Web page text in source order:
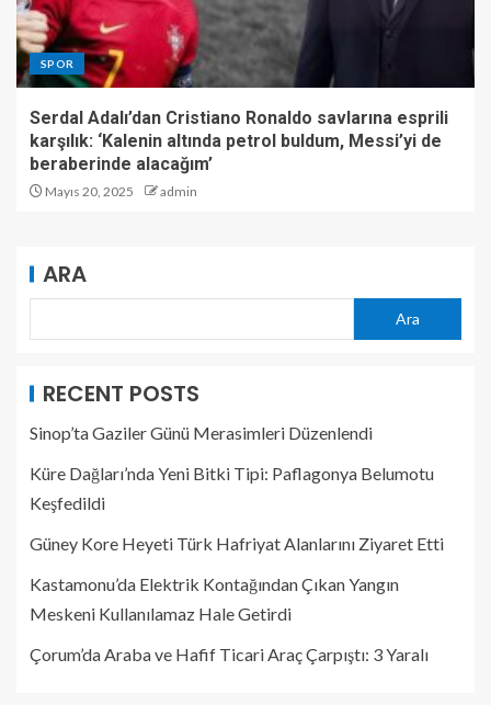
SPOR
Serdal Adalı’dan Cristiano Ronaldo savlarına esprili
karşılık: ‘Kalenin altında petrol buldum, Messi’yi de
beraberinde alacağım’
Mayıs 20, 2025 admin
ARA
Ara
RECENT POSTS
Sinop’ta Gaziler Günü Merasimleri Düzenlendi
Küre Dağları’nda Yeni Bitki Tipi: Paflagonya Belumotu
Keşfedildi
Güney Kore Heyeti Türk Hafriyat Alanlarını Ziyaret Etti
Kastamonu’da Elektrik Kontağından Çıkan Yangın
Meskeni Kullanılamaz Hale Getirdi
Çorum’da Araba ve Hafif Ticari Araç Çarpıştı: 3 Yaralı